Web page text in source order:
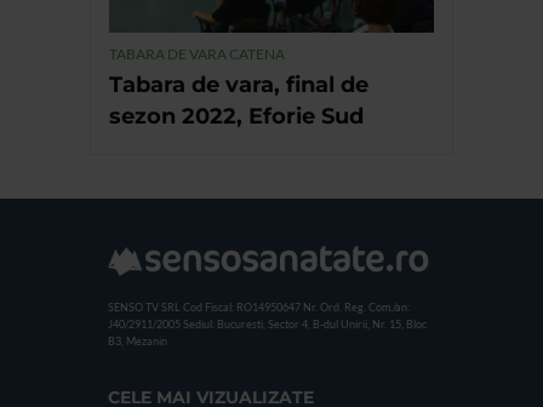
TABARA DE VARA CATENA
Tabara de vara, final de
sezon 2022, Eforie Sud
SENSO TV SRL Cod Fiscal: RO14950647 Nr. Ord. Reg. Com./an:
J40/2911/2005 Sediul: Bucuresti, Sector 4, B-dul Unirii, Nr. 15, Bloc
B3, Mezanin
CELE MAI VIZUALIZATE